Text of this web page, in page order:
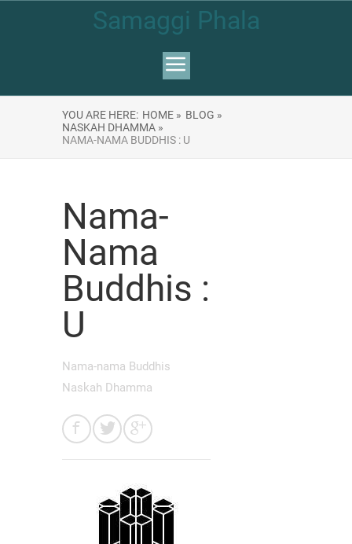
Samaggi Phala
YOU ARE HERE: HOME » BLOG »
NASKAH DHAMMA »
NAMA-NAMA BUDDHIS : U
Nama-
Nama
Buddhis :
U
Nama-nama Buddhis
Naskah Dhamma